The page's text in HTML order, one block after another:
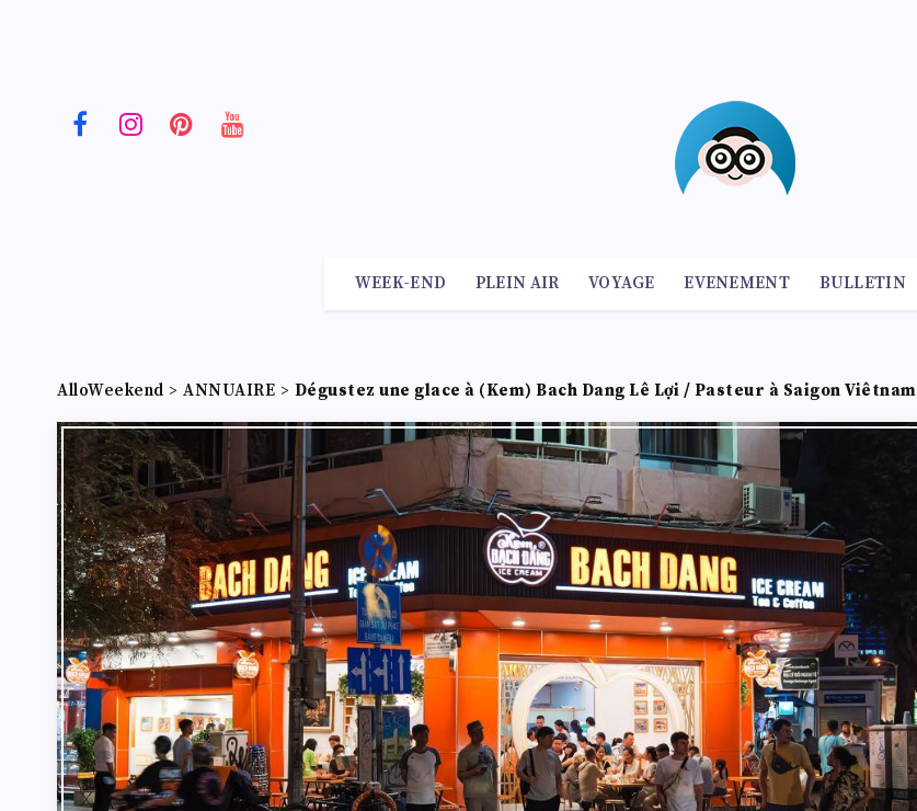
WEEK-END PLEIN AIR VOYAGE EVENEMENT BULLETIN
AlloWeekend > ANNUAIRE > Dégustez une glace à (Kem) Bach Dang Lê Lợi / Pasteur à Saigon Viêtnam